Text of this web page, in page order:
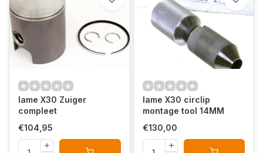
Iame X30 Zuiger
compleet
€104,95
Iame X30 circlip
montage tool 14MM
€130,00